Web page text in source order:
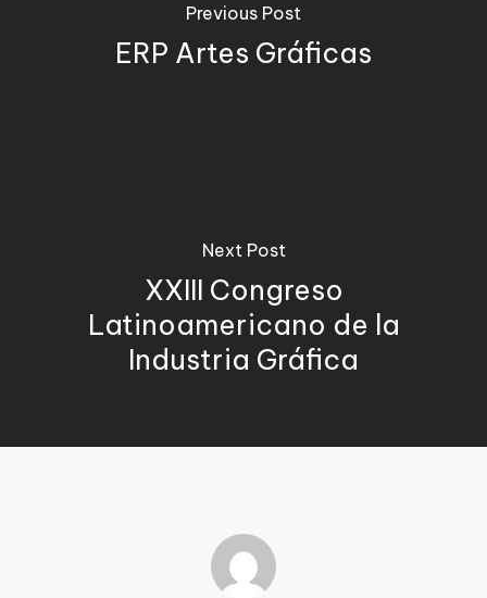
Previous Post
ERP Artes Gráficas
Next Post
XXIII Congreso
Latinoamericano de la
Industria Gráfica